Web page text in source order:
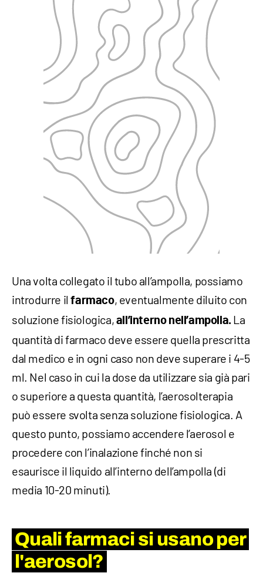
Una volta collegato il tubo all’ampolla, possiamo
introdurre ilfarmaco, eventualmente diluito con
soluzione fisiologica, all’interno nell’ampolla. La
quantità di farmaco deve essere quella prescritta
dal medico e in ogni caso non deve superare i 4-5
ml. Nel caso in cui la dose da utilizzare sia già pari
o superiore a questa quantità, l’aerosolterapia
può essere svolta senza soluzione fisiologica. A
questo punto, possiamo accendere l’aerosol e
procedere con l’inalazione finché non si
esaurisce il liquido all’interno dell’ampolla (di
media 10-20 minuti).
Quali farmaci si usano per
l'aerosol?